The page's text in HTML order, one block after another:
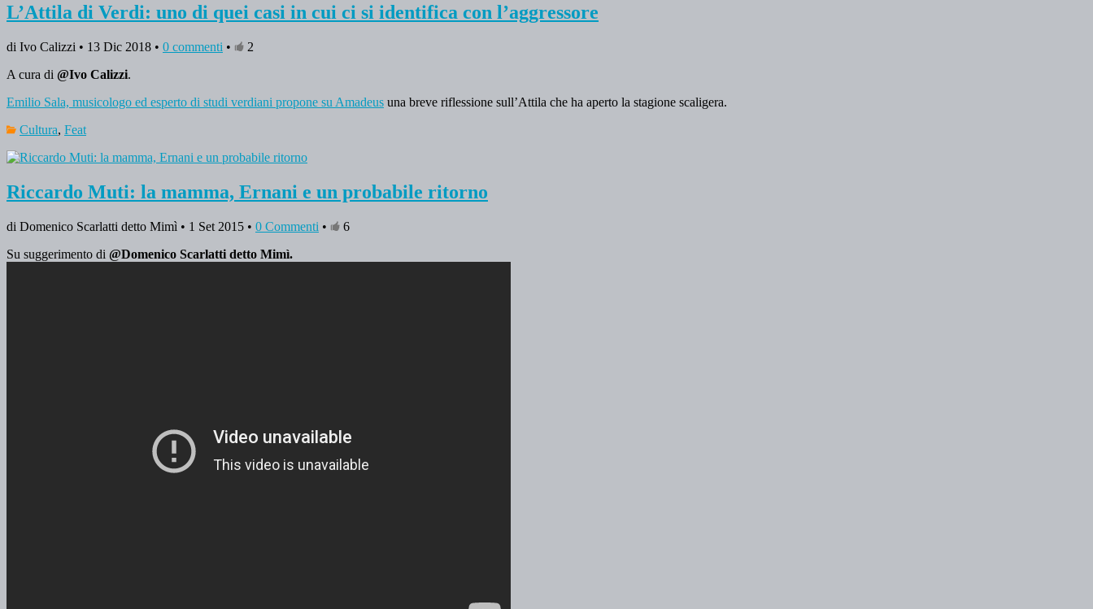
L’Attila di Verdi: uno di quei casi in cui ci si identifica con l’aggressore
di Ivo Calizzi • 13 Dic 2018 • 0 commenti •
2
A cura di @Ivo Calizzi.
Emilio Sala, musicologo ed esperto di studi verdiani propone su Amadeus una breve riflessione sull’Attila che ha aperto la stagione scaligera.
Cultura, Feat
Riccardo Muti: la mamma, Ernani e un probabile ritorno
di Domenico Scarlatti detto Mimì • 1 Set 2015 • 0 Commenti •
6
Su suggerimento di @Domenico Scarlatti detto Mimì.